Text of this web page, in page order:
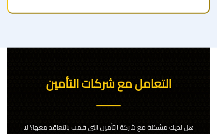
التعامل مع شركات التأمين
هل لديك مشكلة مع شركة التأمين التى قمت بالتعاقد معها؟ لا